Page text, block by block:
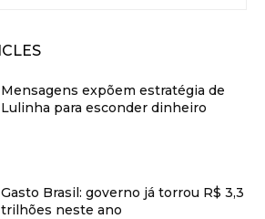
Mensagens expõem estratégia de
Lulinha para esconder dinheiro
Gasto Brasil: governo já torrou R$ 3,3
trilhões neste ano